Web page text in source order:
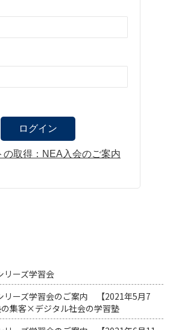
の取得：NEA入会のご案内
リーズ学習会
ーズ学習会のご案内 【2021年5月7
集客×デジタル社会の学習塾